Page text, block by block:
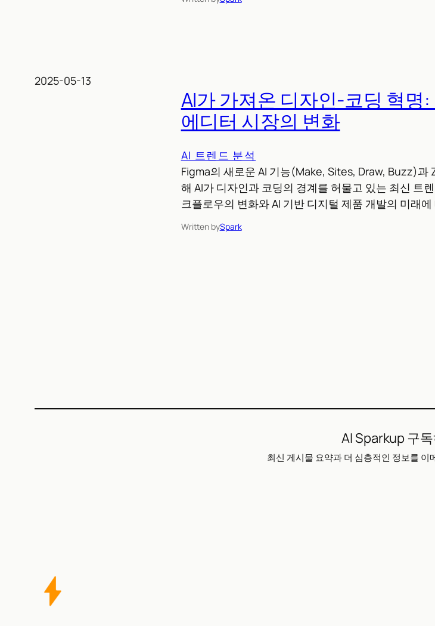
2025-05-13
AI가 가져온 디자인-코딩 혁명
에디터 시장의 변화
AI 트렌드 분석
Figma의 새로운 AI 기능(Make, Sites, Draw, Buzz)
해 AI가 디자인과 코딩의 경계를 허물고 있는 최신 트
크플로우의 변화와 AI 기반 디지털 제품 개발의 미래
Written bySpark
AI Sparkup 구
최신 게시물 요약과 더 심층적인 정보를